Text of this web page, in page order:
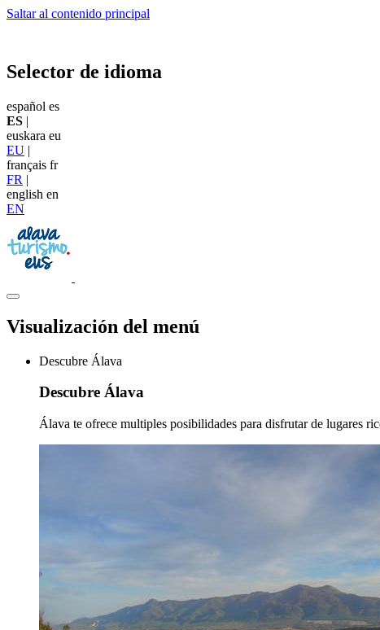
Saltar al contenido principal
Selector de idioma
español es
ES |
euskara eu
EU |
français fr
FR |
english en
EN
Visualización del menú
Descubre Álava
Descubre Álava
Álava te ofrece multiples posibilidades para disfrutar de lugares